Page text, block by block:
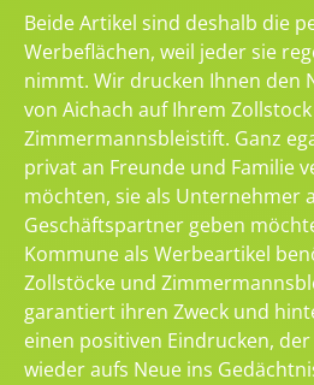
Beide Artikel sind deshalb die
Werbeflächen, weil jeder sie
nimmt. Wir drucken Ihnen den
von Aichach auf Ihrem
Zimmermannsbleistift. Ganz
privat an Freunde und Familie
möchten, sie als Unternehmer
Geschäftspartner geben
Kommune als Werbeartikel
Zollstöcke und
garantiert ihren Zweck und
einen positiven Eindrucken,
wieder aufs Neue ins